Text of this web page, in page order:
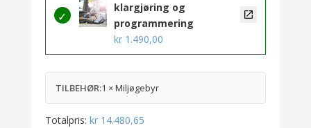
klargjøring og
programmering
kr1.490,00
TILBEHØR:1 × Miljøgebyr
Totalpris: kr14.480,65